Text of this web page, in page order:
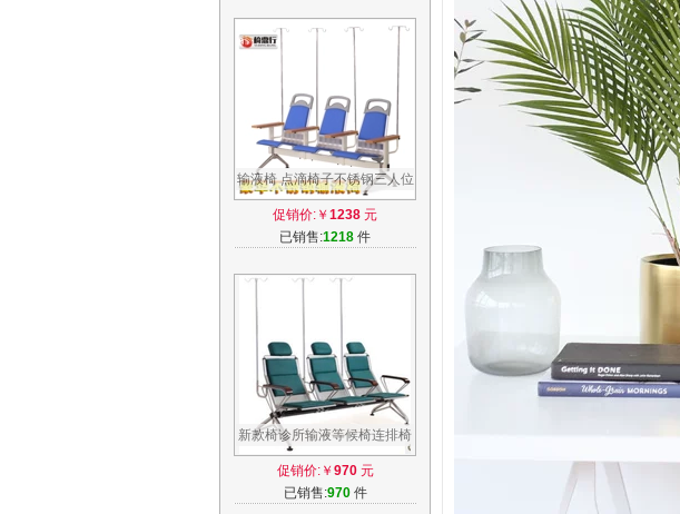
输液椅 点滴椅子不锈钢三人位
医院用高档医疗候诊所高背输
液座椅
促销价:￥ 1238 元
已销售:1218 件
新款椅诊所输液等候椅连排椅
输液不钢椅输液锈输液椅不锈
钢点滴椅
促销价:￥ 970元
已销售:970件